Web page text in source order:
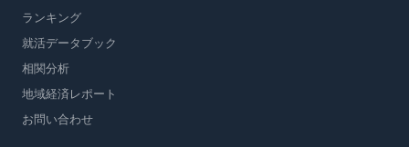
ランキング
就活データブック
相関分析
地域経済レポート
お問い合わせ